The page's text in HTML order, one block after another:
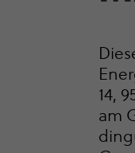
14,
am